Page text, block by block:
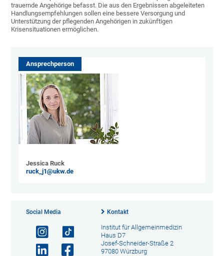
trauernde Angehörige befasst. Die aus den Ergebnissen abgeleiteten
Handlungsempfehlungen sollen eine bessere Versorgung und
Unterstützung der pflegenden Angehörigen in zukünftigen
Krisensituationen ermöglichen.
Ansprechperson
Jessica Ruck
ruck_j1@ukw.de
Social Media Kontakt
Institut für Allgemeinmedizin
Haus D7
Josef-Schneider-Straße 2
97080 Würzburg